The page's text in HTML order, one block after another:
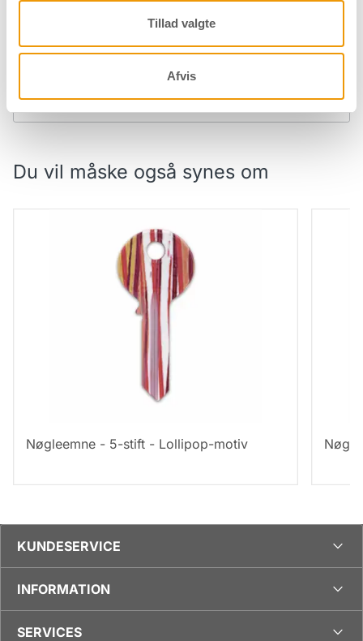
Tillad valgte
Afvis
Downloads
Du vil måske også synes om
Nøgleemne - 5-stift - Lollipop-motiv
KUNDESERVICE
INFORMATION
SERVICES